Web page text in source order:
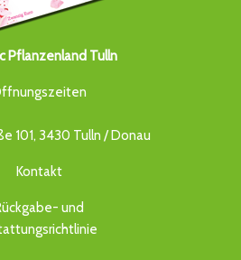
Pflanzenland Tulln
101, 3430 Tulln / Donau
Kontakt
und